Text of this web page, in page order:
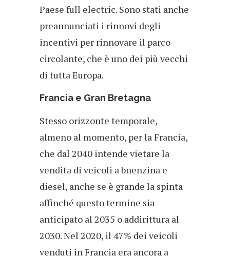
Paese full electric. Sono stati anche
preannunciati i rinnovi degli
incentivi per rinnovare il parco
circolante, che è uno dei più vecchi
di tutta Europa.
Francia e Gran Bretagna
Stesso orizzonte temporale,
almeno al momento, per la Francia,
che dal 2040 intende vietare la
vendita di veicoli a bnenzina e
diesel, anche se è grande la spinta
affinché questo termine sia
anticipato al 2035 o addirittura al
2030. Nel 2020, il 47% dei veicoli
venduti in Francia era ancora a